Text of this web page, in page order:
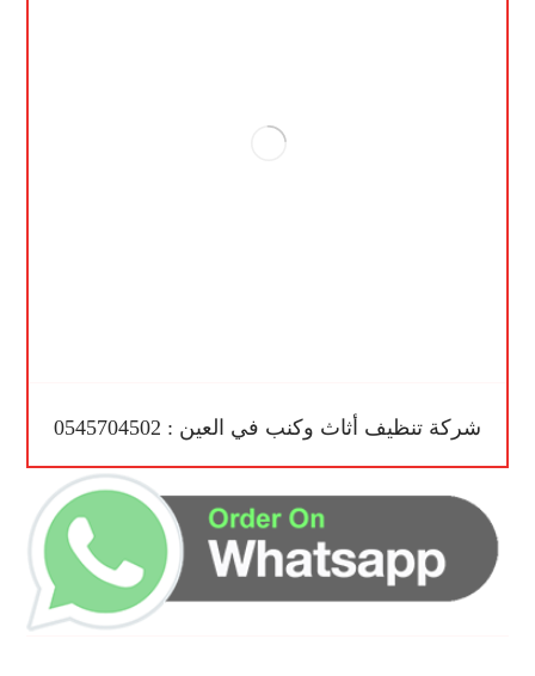
شركة تنظيف أثاث وكنب في العين : 0545704502